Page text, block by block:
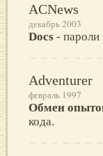
ACNews
декабрь 2003
Docs - пароли
Adventurer
февраль 1997
Обмен
кода.